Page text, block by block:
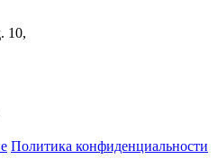
10,
Политика конфиденциальности